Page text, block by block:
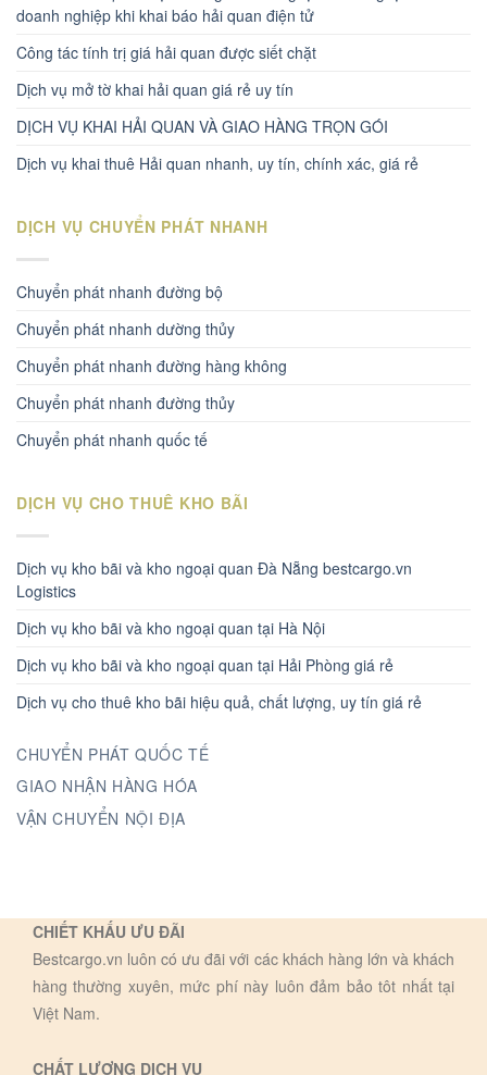
doanh nghiệp khi khai báo hải quan điện tử
Công tác tính trị giá hải quan được siết chặt
Dịch vụ mở tờ khai hải quan giá rẻ uy tín
DỊCH VỤ KHAI HẢI QUAN VÀ GIAO HÀNG TRỌN GÓI
Dịch vụ khai thuê Hải quan nhanh, uy tín, chính xác, giá rẻ
DỊCH VỤ CHUYỂN PHÁT NHANH
Chuyển phát nhanh đường bộ
Chuyển phát nhanh dường thủy
Chuyển phát nhanh đường hàng không
Chuyển phát nhanh đường thủy
Chuyển phát nhanh quốc tế
DỊCH VỤ CHO THUÊ KHO BÃI
Dịch vụ kho bãi và kho ngoại quan Đà Nẵng bestcargo.vn
Logistics
Dịch vụ kho bãi và kho ngoại quan tại Hà Nội
Dịch vụ kho bãi và kho ngoại quan tại Hải Phòng giá rẻ
Dịch vụ cho thuê kho bãi hiệu quả, chất lượng, uy tín giá rẻ
CHUYỂN PHÁT QUỐC TẾ
GIAO NHẬN HÀNG HÓA
VẬN CHUYỂN NỘI ĐỊA
CHIẾT KHẤU ƯU ĐÃI
Bestcargo.vn luôn có ưu đãi với các khách hàng lớn và khách
hàng thường xuyên, mức phí này luôn đảm bảo tôt nhất tại
Việt Nam.
CHẤT LƯỢNG DỊCH VỤ